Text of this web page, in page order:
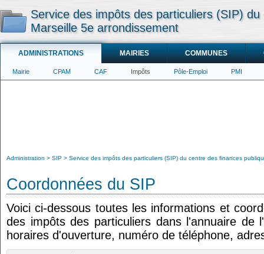
Service des impôts des particuliers (SIP)
Marseille 5e arrondissement
ADMINISTRATIONS MAIRIES COMMUNES
Mairie CPAM CAF Impôts Pôle-Emploi PMI
Administration SIP Service des impôts des particuliers (SIP) du centre des finances
Coordonnées du SIP
Voici ci-dessous toutes les informations et
des impôts des particuliers dans l'annuaire de
horaires d'ouverture, numéro de téléphone,